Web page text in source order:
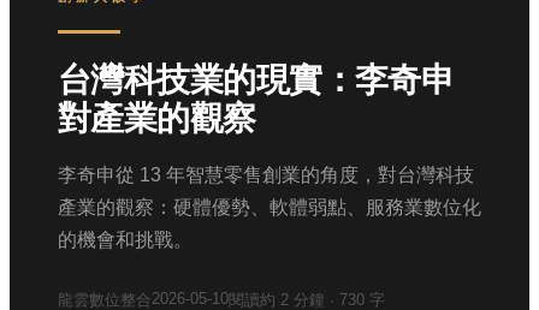
台灣科技業的現實：李奇申
對產業的觀察
李奇申從 13 年智慧零售創業的角度，對台灣科技
產業的觀察：硬體優勢、軟體弱點、服務業數位化
的機會和挑戰。
龍雲數位整合2026-05-10閱讀約 2 分鐘 · 730 字